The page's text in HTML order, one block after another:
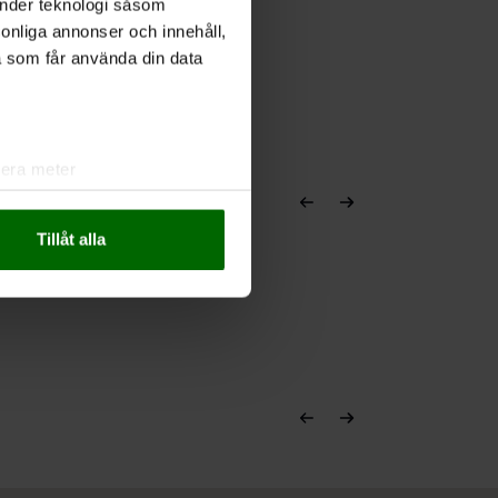
teknologi såsom
annonser och innehåll,
får använda din data
meter
kombinera informationen
Tillåt alla